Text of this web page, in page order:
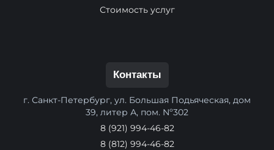
Стоимость услуг
Контакты
г. Санкт-Петербург, ул. Большая Подьяческая, дом
39, литер А, пом. Nº302
8 (921) 994-46-82
8 (812) 994-46-82